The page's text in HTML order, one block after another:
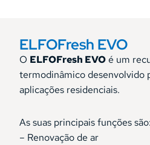
ELFOFresh EVO
O ELFOFresh EVOé um
termodinâmico desenvolvido
aplicações residenciais.
As suas principais funções são:
– Renovação de ar